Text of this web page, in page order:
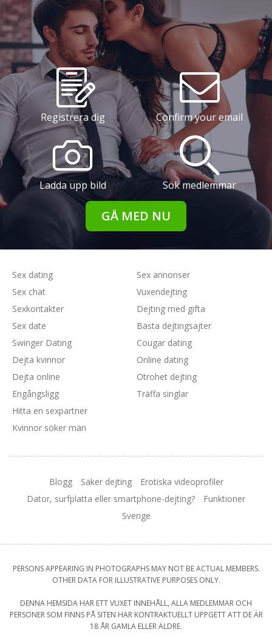
Registrera dig Confirm your email
Ladda upp bild Sök medlemmar
GÅ MED NU
Sex dating
Sex chat
Sexkontakter
Sex date
Swinger Dating
Sex annonser
Vuxendejting
Dejting med gifta
Bästa dejtingsajter
Cougar dating
Dejta kvinnor
Dejta online
Engångsligg
Hitta en sexpartner
Kvinnor söker män
Online dating
Otrohet dejting
Träffa singlar
Blogg Säker dejting
Erotiska videoprofiler
Dator, surfplatta eller smartphone-dejting?
Funktioner
Sverige
PERSONS APPEARING IN PHOTOGRAPHS MAY NOT BE ACTUAL MEMBERS.
OTHER DATA FOR ILLUSTRATIVE PURPOSES ONLY.
DENNA HEMSIDA HAR ETT VUXET INNEHÅLL, ALLA MEDLEMMAR OCH
PERSONER SOM FINNS PÅ SITEN HAR KONTRAKTUELLT UPPGETT ATT DE ÄR
18 ÅR GAMLA ELLER ÄLDRE.